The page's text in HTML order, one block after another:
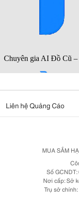
Liên hệ Quảng Cáo
MUA SẮM
Số
Nơi cấp: Sở
Trụ sở chính: